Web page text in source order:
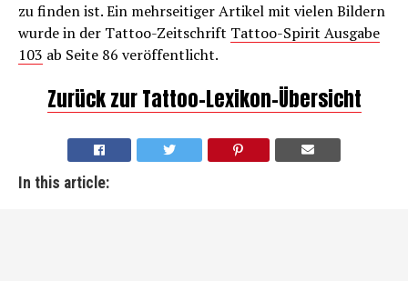
zu finden ist. Ein mehrseitiger Artikel mit vielen Bildern
wurde in der Tattoo-Zeitschrift Tattoo-Spirit Ausgabe
103 ab Seite 86 veröffentlicht.
Zurück zur Tattoo-Lexikon-Übersicht
In this article: